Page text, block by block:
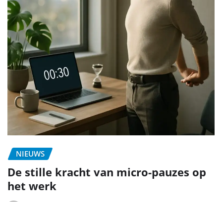
NIEUWS
De stille kracht van micro-pauzes op
het werk